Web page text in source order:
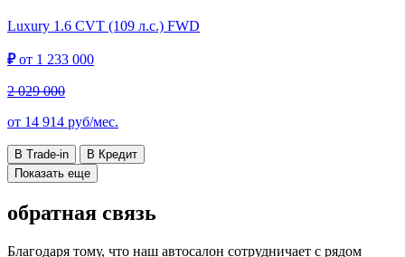
Luxury 1.6 CVT (109 л.с.) FWD
₽от 1 233 000
2 029 000
от 14 914 руб/мес.
В Trade-in
В Кредит
Показать еще
обратная связь
Благодаря тому, что наш автосалон сотрудничает с рядом